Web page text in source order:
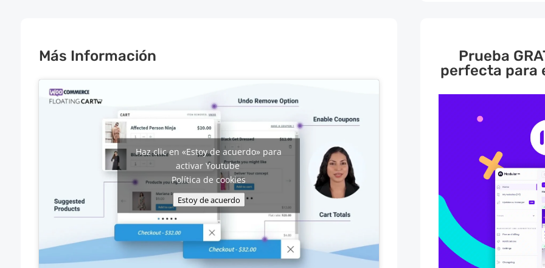
Más Información
Haz clic en «Estoy de acuerdo» para
activar Youtube
Política de cookies
Estoy de acuerdo
Prueba
perfecta para